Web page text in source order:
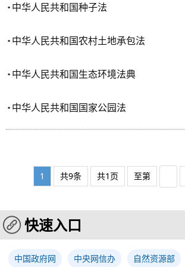
中华人民共和国种子法
中华人民共和国农村土地承包法
中华人民共和国生态环境法典
中华人民共和国国家公园法
1 共9条 共1页 至第
快速入口
中国政府网 中央网信办 自然资源部